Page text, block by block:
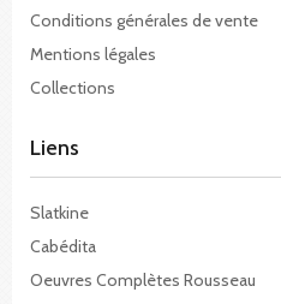
Conditions générales de vente
Mentions légales
Collections
Liens
Slatkine
Cabédita
Oeuvres Complètes Rousseau